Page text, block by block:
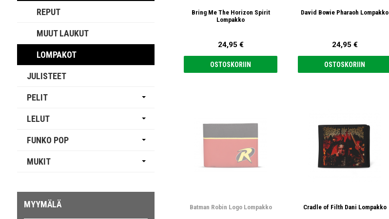
Bring Me The Horizon Spirit
Lompakko
24,95 €
OSTOSKORIIN
David Bowie Pharaoh Lompakko
24,95 €
OSTOSKORIIN
Batman Robin Logo Lompakko Cradle of Filth Dani Lompakko
REPUT
MUUT LAUKUT
LOMPAKOT
JULISTEET
PELIT
LELUT
FUNKO POP
MUKIT
MYYMÄLÄ